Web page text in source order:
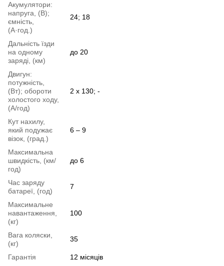
Акумулятори:
напруга, (В);
ємність,
(А·год.)
24; 18
Дальність їзди
на одному
заряді, (км)
до 20
Двигун:
потужність,
(Вт); обороти
холостого ходу,
(А/год)
2 х 130; -
Кут нахилу,
який подужає
візок, (град.)
6 – 9
Максимальна
швидкість, (км/
год)
до 6
Час заряду
батареї, (год)
7
Максимальне
навантаження,
(кг)
100
Вага коляски,
(кг)
35
Гарантія
12 місяців